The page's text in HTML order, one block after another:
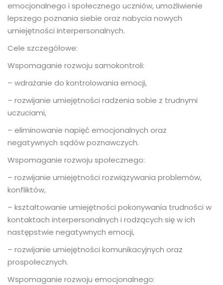
emocjonalnego i społecznego uczniów, umożliwienie
lepszego poznania siebie oraz nabycia nowych
umiejętności interpersonalnych.
Cele szczegółowe:
Wspomaganie rozwoju samokontroli:
– wdrażanie do kontrolowania emocji,
– rozwijanie umiejętności radzenia sobie z trudnymi
uczuciami,
– eliminowanie napięć emocjonalnych oraz
negatywnych sądów poznawczych.
Wspomaganie rozwoju społecznego:
– rozwijanie umiejętności rozwiązywania problemów,
konfliktów,
– kształtowanie umiejętności pokonywania trudności w
kontaktach interpersonalnych i rodzących się w ich
następstwie negatywnych emocji,
– rozwijanie umiejętności komunikacyjnych oraz
prospołecznych.
Wspomaganie rozwoju emocjonalnego: